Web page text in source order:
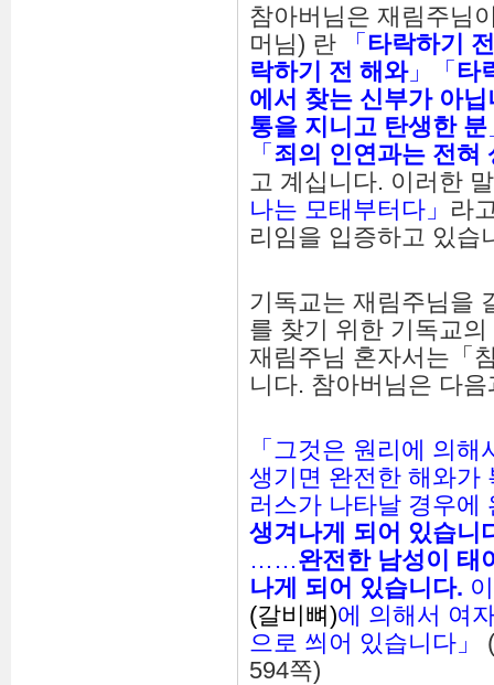
참아버님은 재림주님
머님) 란
「 타락하기
락하기 전 해와」「 타
에서 찾는 신부가 아닙
통을 지니고 탄생한 분
「 죄의 인연과는 전혀
고 계십니다. 이러한
나는 모태부터다」 라
리임을 입증하고 있습
기독교는 재림주님을
를 찾기 위한 기독교
재림주님 혼자서는「
니다. 참아버님은 다
「그것은 원리에 의
생기면 완전한 해와가
러스가 나타날 경우
생겨나게 되어 있습니
……완전한 남성이
태
나게 되어 있습니다.
(갈비뼈)에 의해서 여
으로 씌어 있습니다」
594쪽)